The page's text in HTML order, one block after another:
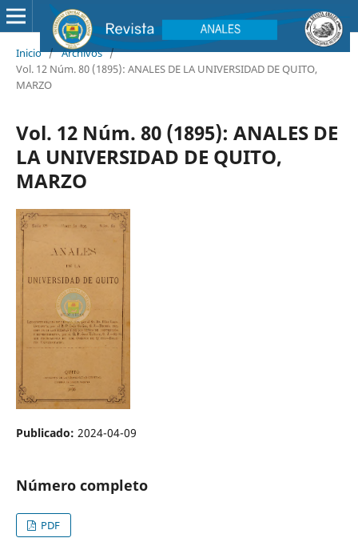
Inicio / Archivos /
Vol. 12 Núm. 80 (1895): ANALES DE LA UNIVERSIDAD DE QUITO,
MARZO
Vol. 12 Núm. 80 (1895): ANALES DE
LA UNIVERSIDAD DE QUITO,
MARZO
Publicado: 2024-04-09
Número completo
PDF